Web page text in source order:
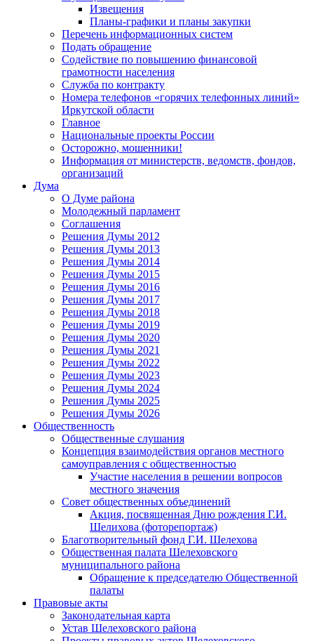
Извещения
Планы-графики и планы закупки
Перечень информационных систем
Подать обращение
Содействие по повышению финансовой
грамотности населения
Служба по контракту
Номера телефонов «горячих телефонных линий»
Иркутской области
Главное
Национальные проекты России
Осторожно, мошенники!
Информация от министерств, ведомств, фондов,
организаций
Дума
О Думе района
Молодежный парламент
Соглашения
Решения Думы 2012
Решения Думы 2013
Решения Думы 2014
Решения Думы 2015
Решения Думы 2016
Решения Думы 2017
Решения Думы 2018
Решения Думы 2019
Решения Думы 2020
Решения Думы 2021
Решения Думы 2022
Решения Думы 2023
Решения Думы 2024
Решения Думы 2025
Решения Думы 2026
Общественность
Общественные слушания
Концепция взаимодействия органов местного
самоуправления с общественностью
Участие населения в решении вопросов
местного значения
Совет общественных объединений
Акция, посвященная Дню рождения Г.И.
Шелихова (фоторепортаж)
Благотворительный фонд Г.И. Шелехова
Общественная палата Шелеховского
муниципального района
Обращение к председателю Общественной
палаты
Правовые акты
Законодательная карта
Устав Шелеховского района